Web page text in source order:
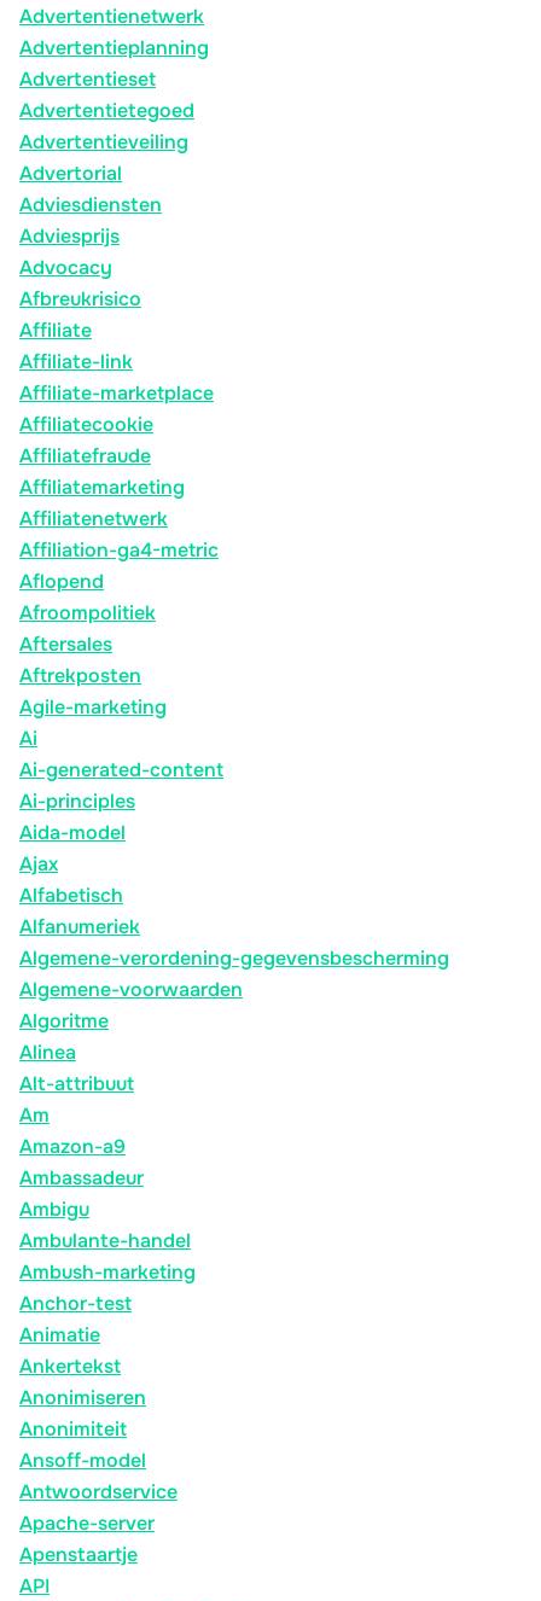
Advertentienetwerk
Advertentieplanning
Advertentieset
Advertentietegoed
Advertentieveiling
Advertorial
Adviesdiensten
Adviesprijs
Advocacy
Afbreukrisico
Affiliate
Affiliate-link
Affiliate-marketplace
Affiliatecookie
Affiliatefraude
Affiliatemarketing
Affiliatenetwerk
Affiliation-ga4-metric
Aflopend
Afroompolitiek
Aftersales
Aftrekposten
Agile-marketing
Ai
Ai-generated-content
Ai-principles
Aida-model
Ajax
Alfabetisch
Alfanumeriek
Algemene-verordening-gegevensbescherming
Algemene-voorwaarden
Algoritme
Alinea
Alt-attribuut
Am
Amazon-a9
Ambassadeur
Ambigu
Ambulante-handel
Ambush-marketing
Anchor-test
Animatie
Ankertekst
Anonimiseren
Anonimiteit
Ansoff-model
Antwoordservice
Apache-server
Apenstaartje
API